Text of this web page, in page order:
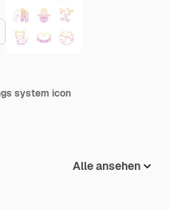
system icon
Alle ansehen